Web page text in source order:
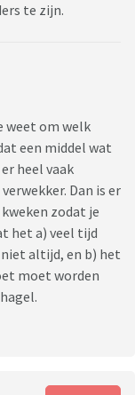
te zijn.
weet om welk
een middel wat
heel vaak
Dan is er
zodat je
het a) veel tijd
altijd, en b) het
moet worden